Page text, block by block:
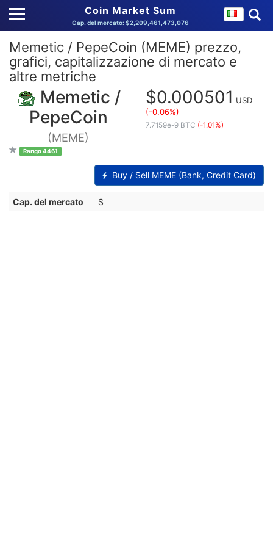
Coin Market Sum
Cap. del mercato: $2,209,461,473,076
Memetic / PepeCoin (MEME) prezzo,
grafici, capitalizzazione di mercato e
altre metriche
Memetic /
PepeCoin
(MEME)
Rango 4461
$0.000501 USD
(-0.06%)
7.7159e-9 BTC (-1.01%)
Buy / Sell MEME (Bank, Credit Card)
Cap. del mercato $